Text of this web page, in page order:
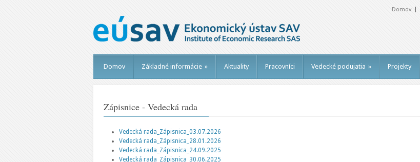
Domov
Domov Základné informácie » Aktuality Pracovníci Vedecké podujatia » Projekty
Zápisnice - Vedecká rada
Vedecká rada_Zápisnica_03.07.2026
Vedecká rada_Zápisnica_28.01.2026
Vedecká rada_Zápisnica_24.09.2025
Vedecká rada_Zápisnica_30.06.2025